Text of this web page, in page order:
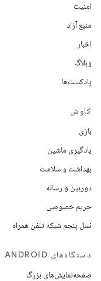
امنیت
منبع آزاد
اخبار
وبلاگ
پادکست‌ها
کاوش
بازی
یادگیری ماشین
بهداشت و سلامت
دوربین و رسانه
حریم خصوصی
نسل پنجم شبکه تلفن همراه
دستگاه‌های ANDROID
صفحه‌نمایش‌های بزرگ